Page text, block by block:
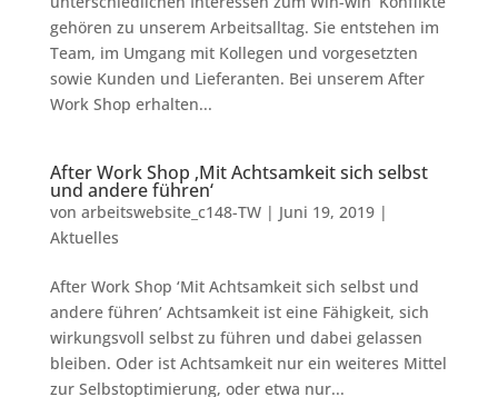
gehören zu unserem Arbeitsalltag. Sie entstehen im
Team, im Umgang mit Kollegen und vorgesetzten
sowie Kunden und Lieferanten. Bei unserem After
Work Shop erhalten...
After Work Shop ‚Mit Achtsamkeit sich selbst
und andere führen‘
von arbeitswebsite_c148-TW| Juni 19, 2019|
Aktuelles
After Work Shop ‘Mit Achtsamkeit sich selbst und
andere führen’ Achtsamkeit ist eine Fähigkeit, sich
wirkungsvoll selbst zu führen und dabei gelassen
bleiben. Oder ist Achtsamkeit nur ein weiteres Mittel
zur Selbstoptimierung, oder etwa nur...